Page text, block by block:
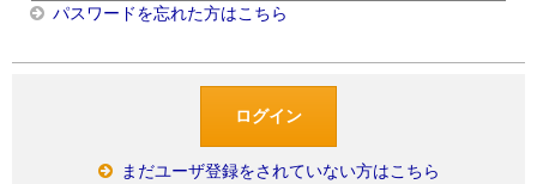
パスワードを忘れた方はこちら
まだユーザ登録をされていない方はこちら